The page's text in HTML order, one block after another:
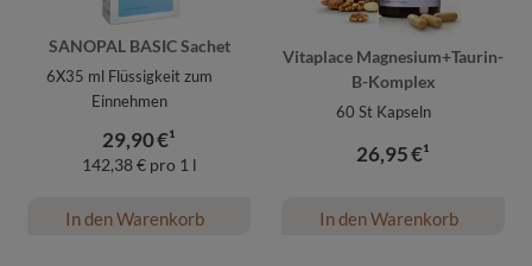
Medien übertragen werden.
29,90€¹
142,38 € pro 1 l
SANOPAL BASIC Sachet
6X35 ml Flüssigkeit zum
Einnehmen
In den Warenkorb
26,95€¹
Vitaplace Magnesium+Taurin-
B-Komplex
60 St Kapseln
In den Warenkorb